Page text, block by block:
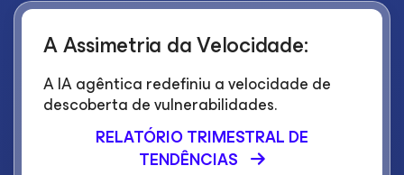
A Assimetria da Velocidade:
A IA agêntica redefiniu a velocidade de
descoberta de vulnerabilidades.
RELATÓRIO TRIMESTRAL DE
TENDÊNCIAS